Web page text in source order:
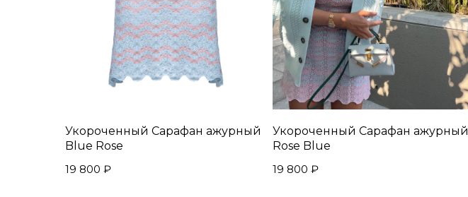
Укороченный Сарафан ажурный
Blue Rose
19 800 ₽
Укороченный Сарафан ажурный
Rose Blue
19 800 ₽